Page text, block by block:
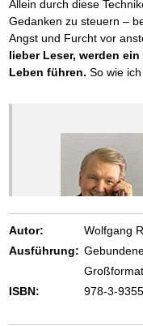
Allein durch diese
Gedanken zu steuern –
Angst und Furcht vor
lieber Leser, werden
Leben führen. So wie ich
Autor:
Wolfgang
Ausführung:
ISBN:
978-3-